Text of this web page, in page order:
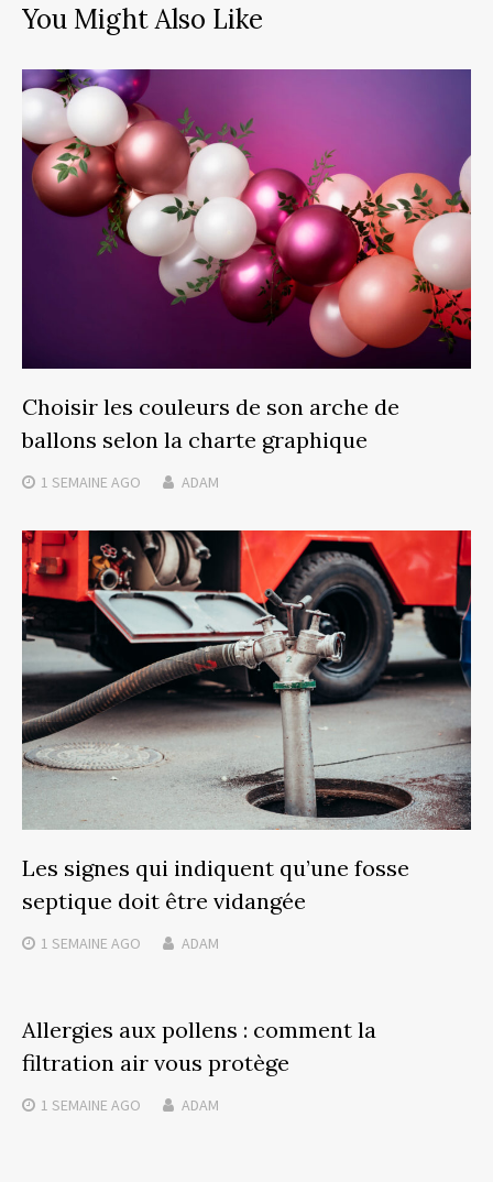
You Might Also Like
Choisir les couleurs de son arche de
ballons selon la charte graphique
1 SEMAINE AGO ADAM
Les signes qui indiquent qu’une fosse
septique doit être vidangée
1 SEMAINE AGO ADAM
Allergies aux pollens : comment la
filtration air vous protège
1 SEMAINE AGO ADAM